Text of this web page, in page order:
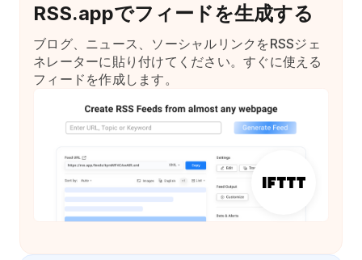
RSS.appでフィードを生成する
ブログ、ニュース、ソーシャルリンクをRSSジェ
ネレーターに貼り付けてください。すぐに使える
フィードを作成します。